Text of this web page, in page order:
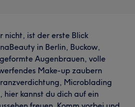
nicht, ist der erste Blick
in Berlin, Buckow,
Augenbrauen, volle
Make-up zaubern
Microblading
kannst du dich auf ein